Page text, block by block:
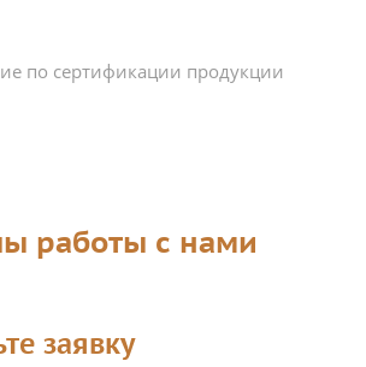
по сертификации продукции
работы с нами
заявку